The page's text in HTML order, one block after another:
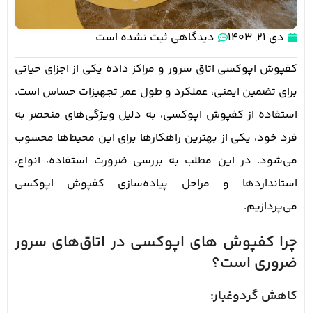
دی 21, 1403
دیدگاهی ثبت نشده است
کفپوش اپوکسی اتاق سرور و مراکز داده یکی از اجزای حیاتی
برای تضمین ایمنی، عملکرد و طول عمر تجهیزات حساس است.
استفاده از کفپوش اپوکسی، به دلیل ویژگی‌های منحصر به
فرد خود، یکی از بهترین راهکارها برای این محیط‌ها محسوب
می‌شود. در این مطلب به بررسی ضرورت استفاده، انواع،
استانداردها و مراحل پیاده‌سازی کفپوش اپوکسی
می‌پردازیم.
چرا کفپوش های اپوکسی در اتاق‌های سرور
ضروری است؟
کاهش گردوغبار: